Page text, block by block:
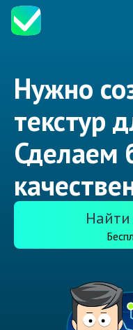
Нужно
текстур
Сделаем
Найти